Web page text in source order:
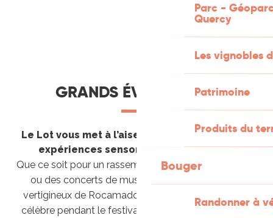
Parc -
Quercy
Les vignobles
Patrimoine
Produits du
Bouger
Randonner à
GRANDS ÉVÈNEMENTS
Le Lot vous met à l’aise en vous invitant à des
expériences sensorielles étonnantes !
Que ce soit pour un rassemblement de montgolfières
ou des concerts de musique sacrée dans le site
vertigineux de Rocamadour, pour écouter un opéra
célèbre pendant le festival de Saint-Céré ou encore